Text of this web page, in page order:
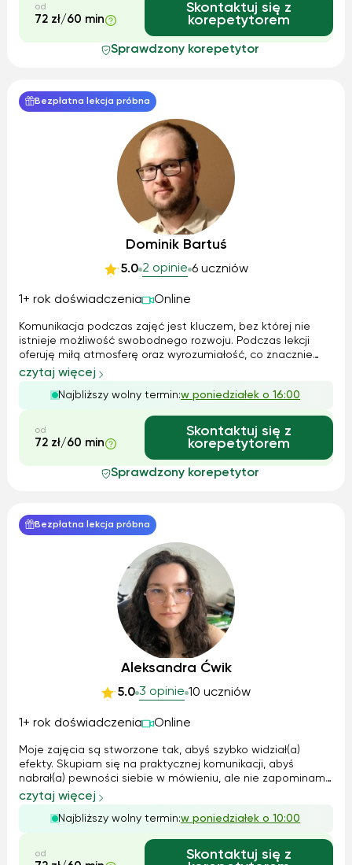
od
72 zł/60 min
Skontaktuj się z
korepetytorem
Sprawdzony korepetytor
Bezpłatna lekcja próbna
Dominik Bartuś
5.0 2 opinie 6 uczniów
1+ rok doświadczenia Online
Komunikacja podczas zajęć jest kluczem, bez której nie
istnieje możliwość swobodnego rozwoju. Podczas lekcji
oferuję miłą atmosferę oraz wyrozumiałość, co znacznie
przekłada się na kontakt z językiem oraz pomaga pokonać
barierę językową, która często nie pozwala nam w pełni
rozwinąć swoich umiejętno...
czytaj więcej
Najbliższy wolny termin:w poniedziałek o 16:00
od
72 zł/60 min
Skontaktuj się z
korepetytorem
Sprawdzony korepetytor
Bezpłatna lekcja próbna
Aleksandra Ćwik
5.0 3 opinie 10 uczniów
1+ rok doświadczenia Online
Moje zajęcia są stworzone tak, abyś szybko widział(a)
efekty. Skupiam się na praktycznej komunikacji, abyś
nabrał(a) pewności siebie w mówieniu, ale nie zapominamy
o solidnych podstawach. Wspólnie pracujemy nad
gramatyką i nadrabiamy materiał ze szkoły, a także
pomagam w odrabianiu bieżących prac d...
czytaj więcej
Najbliższy wolny termin:w poniedziałek o 10:00
od
Skontaktuj się z